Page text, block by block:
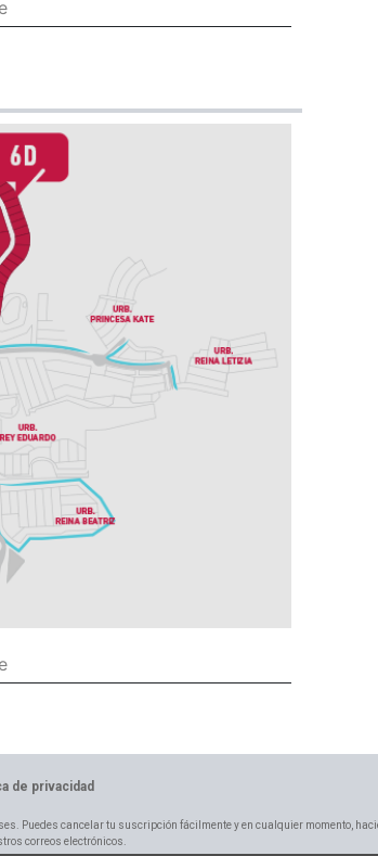
de privacidad
Puedes cancelar tu suscripción fácilmente y en cualquier momento,
correos electrónicos.